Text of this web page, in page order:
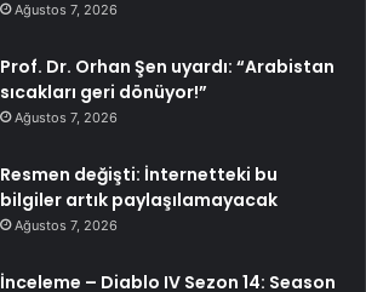
Ağustos 7, 2026
Prof. Dr. Orhan Şen uyardı: “Arabistan
sıcakları geri dönüyor!”
Ağustos 7, 2026
Resmen değişti: İnternetteki bu
bilgiler artık paylaşılamayacak
Ağustos 7, 2026
İnceleme – Diablo IV Sezon 14: Season